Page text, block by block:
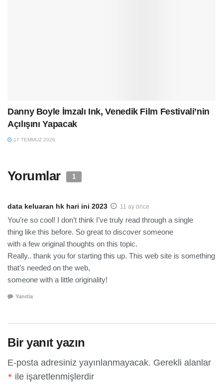
Danny Boyle İmzalı Ink, Venedik Film Festivali’nin
Açılışını Yapacak
17 TEMMUZ 2026
Yorumlar 1
data keluaran hk hari ini 2023 11 ay önce
You’re so cool! I don’t think I’ve truly read through a single
thing like this before. So great to discover someone
with a few original thoughts on this topic.
Really.. thank you for starting this up. This web site is something
that’s needed on the web,
someone with a little originality!
Yanıtla
Bir yanıt yazın
E-posta adresiniz yayınlanmayacak. Gerekli alanlar
* ile işaretlenmişlerdir